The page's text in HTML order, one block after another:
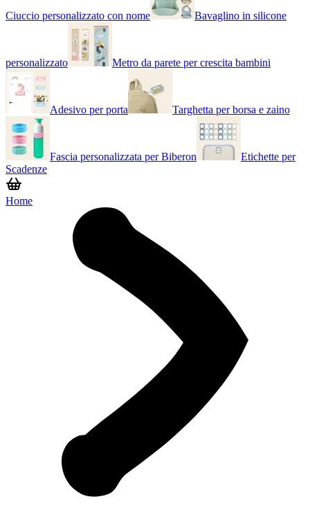
Ciuccio personalizzato con nome Bavaglino in silicone
personalizzato Metro da parete per crescita bambini
Adesivo per porta Targhetta per borsa e zaino
Fascia personalizzata per Biberon
Etichette per
Scadenze
Home